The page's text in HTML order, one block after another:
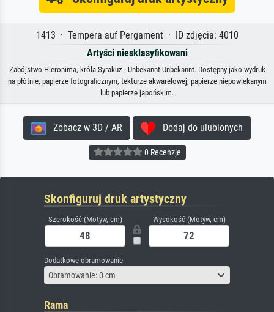
1413 · Tempera auf Pergament · ID zdjęcia: 4010
Artyści niesklasyfikowani
Zabójstwo Hieronima, króla Syrakuz · Unbekannt Unbekannt. Dostępny jako wydruk
na płótnie, papierze fotograficznym, tekturze akwarelowej, papierze niepowlekanym
lub papierze japońskim.
Zobacz w 3D / AR Dodaj do ulubionych
0 Recenzje
Skonfiguruj druk artystyczny
Szerokość (Motyw, cm) Wysokość (Motyw, cm)
Dodatkowe obramowanie
Obramowanie: 0 cm
Rama